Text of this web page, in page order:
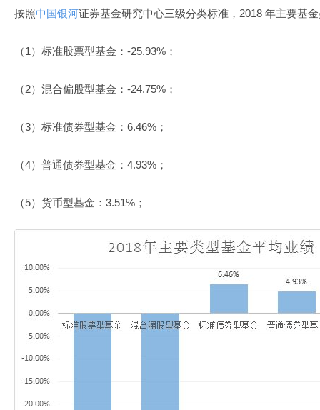
按照中国银河证券基金研究中心三级分类标准，2018 年主要基
（1）标准股票型基金：-25.93%；
（2）混合偏股型基金：-24.75%；
（3）标准债券型基金：6.46%；
（4）普通债券型基金：4.93%；
（5）货币型基金：3.51%；